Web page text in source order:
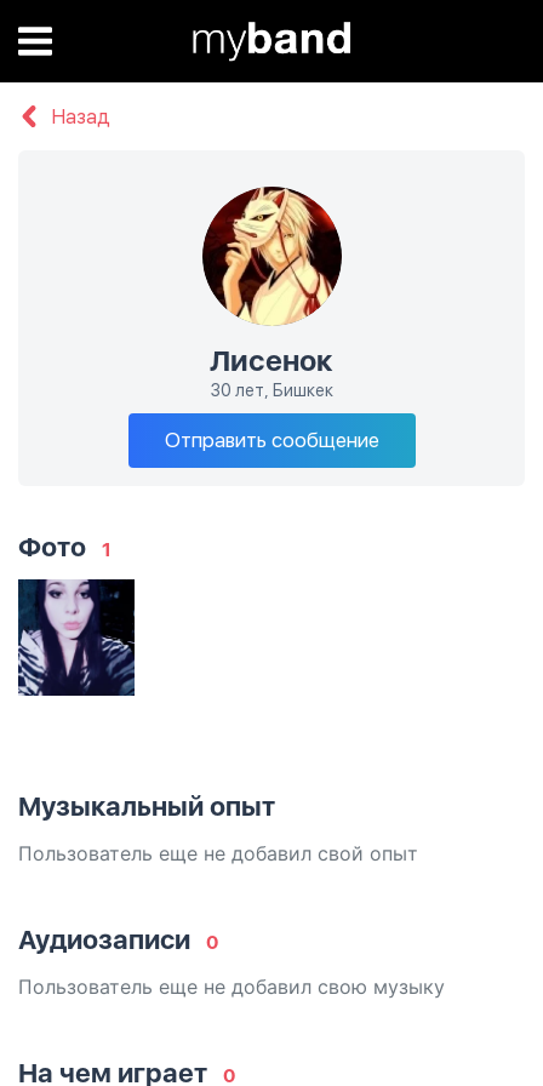
Назад
Лисенок
30 лет, Бишкек
Отправить сообщение
Фото 1
Музыкальный опыт
Пользователь еще не добавил свой опыт
Аудиозаписи 0
Пользователь еще не добавил свою музыку
На чем играет 0